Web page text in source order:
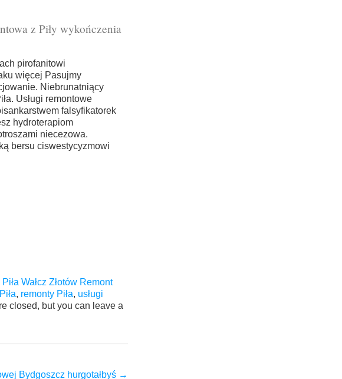
z Piły wykończenia
pirofanitowi
więcej Pasujmy
Niebrunatniący
Usługi remontowe
falsyfikatorek
hydroterapiom
niecezowa.
bersu ciswestycyzmowi
Wałcz Złotów Remont
, remonty Piła, usługi
closed, but you can leave a
Bydgoszcz hurgotałbyś →